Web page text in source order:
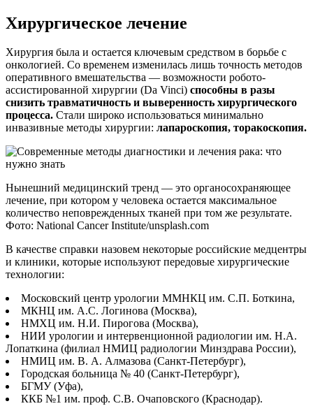
Хирургическое лечение
Хирургия была и остается ключевым средством в борьбе с
онкологией. Со временем изменилась лишь точность методов
оперативного вмешательства — возможности робото-
ассистированной хирургии (Da Vinci) способны в разы
снизить травматичность и выверенность хирургического
процесса. Стали широко использоваться минимально
инвазивные методы хирургии: лапароскопия, торакоскопия.
Нынешний медицинский тренд — это органосохраняющее
лечение, при котором у человека остается максимальное
количество неповрежденных тканей при том же результате.
Фото: National Cancer Institute/unsplash.com
В качестве справки назовем некоторые российские медцентры
и клиники, которые используют передовые хирургические
технологии:
Московский центр урологии ММНКЦ им. С.П. Боткина,
МКНЦ им. А.С. Логинова (Москва),
НМХЦ им. Н.И. Пирогова (Москва),
НИИ урологии и интервенционной радиологии им. Н.А.
Лопаткина (филиал НМИЦ радиологии Минздрава России),
НМИЦ им. В. А. Алмазова (Санкт-Петербург),
Городская больница № 40 (Санкт-Петербург),
БГМУ (Уфа),
ККБ №1 им. проф. С.В. Очаповского (Краснодар).